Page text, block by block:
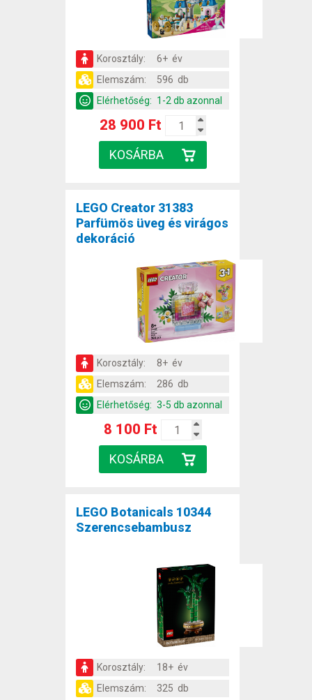
Korosztály:
6+ év
Elemszám:
596 db
Elérhetőség: 1-2 db azonnal
28 900 Ft
LEGO Creator 31383
Parfümös üveg és virágos
dekoráció
Korosztály:
8+ év
Elemszám:
286 db
Elérhetőség: 3-5 db azonnal
8 100 Ft
LEGO Botanicals 10344
Szerencsebambusz
Korosztály:
18+ év
Elemszám:
325 db